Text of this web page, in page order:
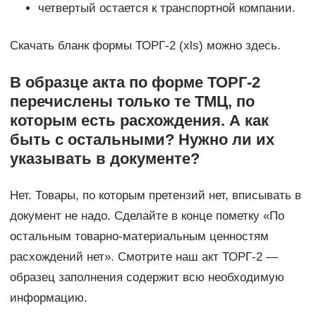
четвертый остается к транспортной компании.
Скачать бланк формы ТОРГ-2 (xls) можно здесь.
В образце акта по форме ТОРГ-2
перечислены только те ТМЦ, по
которым есть расхождения. А как
быть с остальными? Нужно ли их
указывать в документе?
Нет. Товары, по которым претензий нет, вписывать в
документ не надо. Сделайте в конце пометку «По
остальным товарно-материальным ценностям
расхождений нет». Смотрите наш акт ТОРГ-2 —
образец заполнения содержит всю необходимую
информацию.